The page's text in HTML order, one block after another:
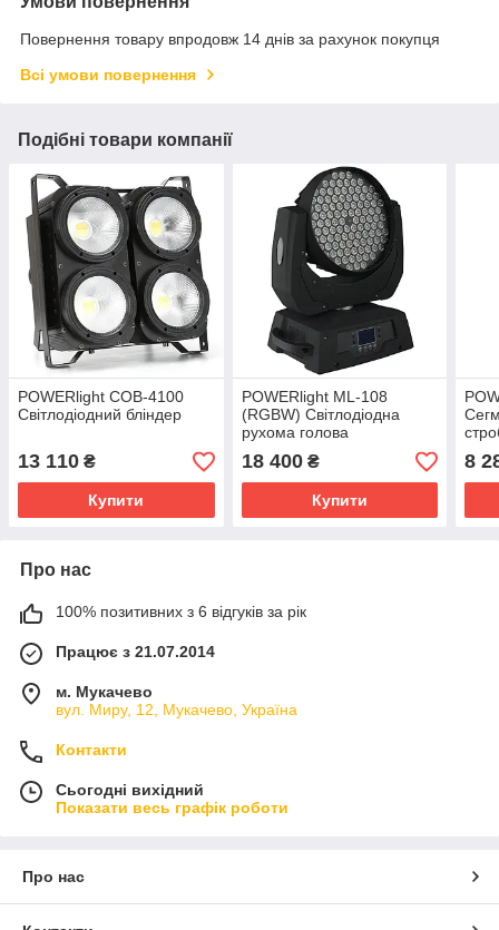
Повернення товару впродовж 14 днів за рахунок покупця
Всі умови повернення
Подібні товари компанії
POWERlight COB-4100
Світлодіодний бліндер
13 110 ₴
Купити
POWERlight ML-108
(RGBW) Світлодіодна
рухома голова
18 400₴
Купити
8
Про нас
100% позитивних з 6 відгуків за рік
Працює з 21.07.2014
м. Мукачево
вул. Миру, 12, Мукачево, Україна
Контакти
Сьогодні вихідний
Показати весь графік роботи
Про нас